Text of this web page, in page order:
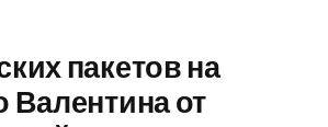
пакетов на
Валентина от